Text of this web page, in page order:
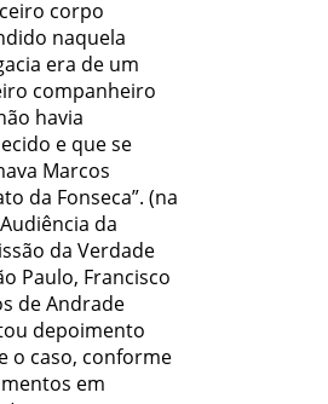
corpo
naquela
era de um
companheiro
havia
e que se
Marcos
da Fonseca”. (na
da
da Verdade
Paulo, Francisco
de Andrade
depoimento
o caso, conforme
em